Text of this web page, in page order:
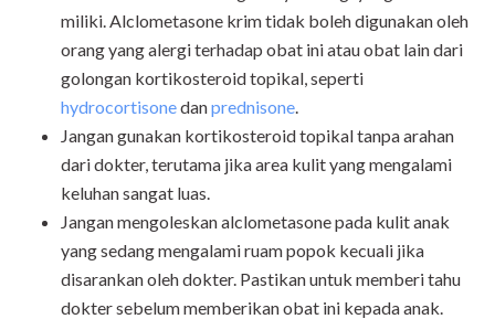
miliki. Alclometasone krim tidak boleh digunakan oleh
orang yang alergi terhadap obat ini atau obat lain dari
golongan kortikosteroid topikal, seperti
hydrocortisonedanprednisone.
Jangan gunakan kortikosteroid topikal tanpa arahan
dari dokter, terutama jika area kulit yang mengalami
keluhan sangat luas.
Jangan mengoleskan alclometasone pada kulit anak
yang sedang mengalami ruam popok kecuali jika
disarankan oleh dokter. Pastikan untuk memberi tahu
dokter sebelum memberikan obat ini kepada anak.